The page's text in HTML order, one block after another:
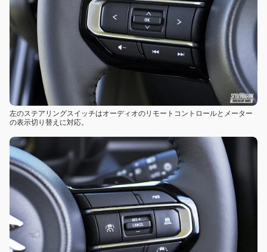
左のステアリングスイッチはオーディオのリモートコントロールとメーター
の表示切り替えに対応。